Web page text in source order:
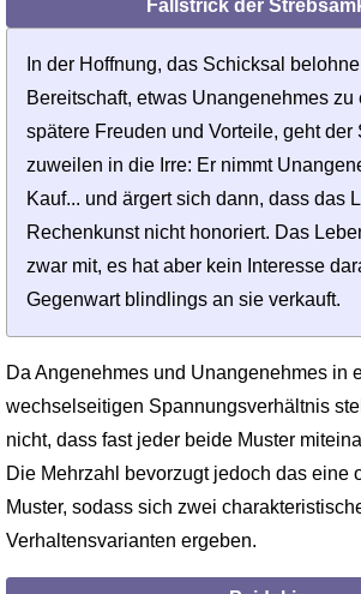
Fallstrick der
In der Hoffnung, das Schicksal
Bereitschaft, etwas Unangenehmes zu
spätere Freuden und Vorteile, geht der
zuweilen in die Irre: Er nimmt
Kauf... und ärgert sich dann, dass das
Rechenkunst nicht honoriert. Das
zwar mit, es hat aber kein Interesse
Gegenwart blindlings an sie verkauft.
Da Angenehmes und Unangenehmes in
wechselseitigen Spannungsverhältnis
nicht, dass fast jeder beide Muster
Die Mehrzahl bevorzugt jedoch das eine
Muster, sodass sich zwei
Verhaltensvarianten ergeben.